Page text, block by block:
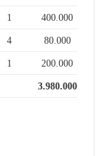
1 400.000
4 80.000
1 200.000
3.980.000